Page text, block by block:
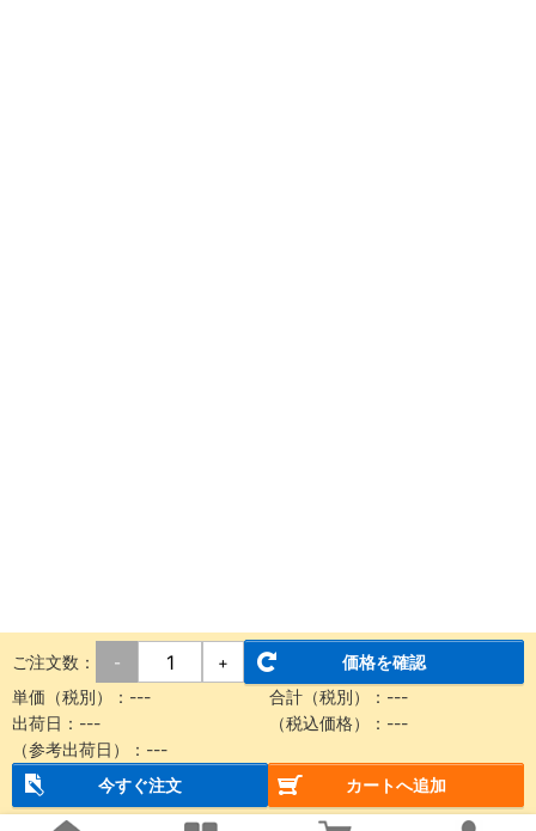
ご注文数： - +
価格を確認
単価（税別）： --- 合計（税別）： ---
出荷日： --- （税込価格）： ---
（参考出荷日）： ---
今すぐ注文
カートへ追加